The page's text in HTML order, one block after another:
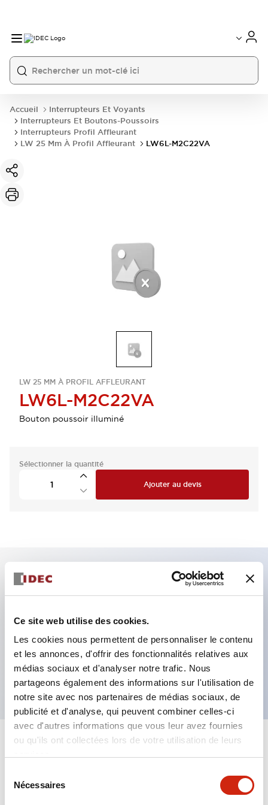
Ce site web utilise des cookies.
Les cookies nous permettent de personnaliser le contenu
et les annonces, d'offrir des fonctionnalités relatives aux
médias sociaux et d'analyser notre trafic. Nous
partageons également des informations sur l'utilisation de
notre site avec nos partenaires de médias sociaux, de
publicité et d'analyse, qui peuvent combiner celles-ci
avec d'autres informations que vous leur avez fournies
ou qu'ils ont collectées lors de votre utilisation de leurs
Nécessaires
Accueil
Interrupteurs Et Voyants
Interrupteurs Et Boutons-Poussoirs
Interrupteurs Profil Affleurant
LW 25 Mm À Profil Affleurant
LW6L-M2C22VA
LW 25 MM À PROFIL AFFLEURANT
LW6L-M2C22VA
Bouton poussoir illuminé
Sélectionner la quantité
Ajouter au devis
Fixation par regroupement possible
Le commutateur sélecteur avec clé adopte une
structure à goupille à cylindre haute sécurité
La structure de protection est IP65 (IEC60529)
Spécifications